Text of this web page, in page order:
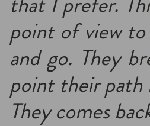
that I prefer.
point of view to
and go. They
point their path
They comes